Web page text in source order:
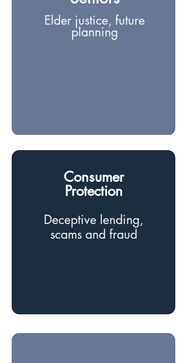
Elder justice, future
planning
Consumer
Protection
Deceptive lending,
scams and fraud